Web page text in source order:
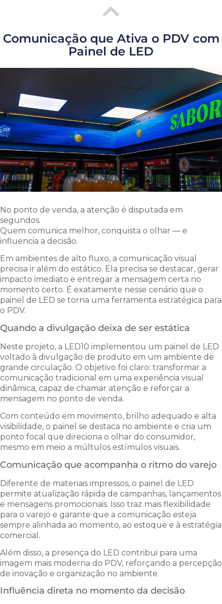
Comunicação que Ativa o PDV com
Painel de LED
No ponto de venda, a atenção é disputada em
segundos.
Quem comunica melhor, conquista o olhar — e
influencia a decisão.
Em ambientes de alto fluxo, a comunicação visual
precisa ir além do estático. Ela precisa se destacar, gerar
impacto imediato e entregar a mensagem certa no
momento certo. É exatamente nesse cenário que o
painel de LED se torna uma ferramenta estratégica para
o PDV.
Quando a divulgação deixa de ser estática
Neste projeto, a LED10 implementou um painel de LED
voltado à divulgação de produto em um ambiente de
grande circulação. O objetivo foi claro: transformar a
comunicação tradicional em uma experiência visual
dinâmica, capaz de chamar atenção e reforçar a
mensagem no ponto de venda.
Com conteúdo em movimento, brilho adequado e alta
visibilidade, o painel se destaca no ambiente e cria um
ponto focal que direciona o olhar do consumidor,
mesmo em meio a múltulos estímulos visuais.
Comunicação que acompanha o ritmo do varejo
Diferente de materiais impressos, o painel de LED
permite atualização rápida de campanhas, lançamentos
e mensagens promocionais. Isso traz mais flexibilidade
para o varejo e garante que a comunicação esteja
sempre alinhada ao momento, ao estoque e à estratégia
comercial.
Além disso, a presença do LED contribui para uma
imagem mais moderna do PDV, reforçando a percepção
de inovação e organização no ambiente.
Influência direta no momento da decisão